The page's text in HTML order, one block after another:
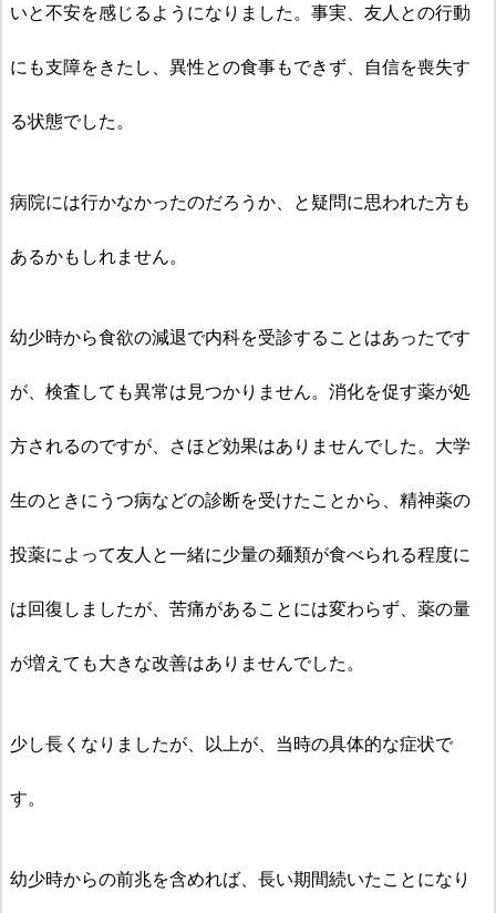
いと不安を感じるようになりました。事実、友人との行動
にも支障をきたし、異性との食事もできず、自信を喪失す
る状態でした。
病院には行かなかったのだろうか、と疑問に思われた方も
あるかもしれません。
幼少時から食欲の減退で内科を受診することはあったです
が、検査しても異常は見つかりません。消化を促す薬が処
方されるのですが、さほど効果はありませんでした。大学
生のときにうつ病などの診断を受けたことから、精神薬の
投薬によって友人と一緒に少量の麺類が食べられる程度に
は回復しましたが、苦痛があることには変わらず、薬の量
が増えても大きな改善はありませんでした。
少し長くなりましたが、以上が、当時の具体的な症状で
す。
幼少時からの前兆を含めれば、長い期間続いたことになり